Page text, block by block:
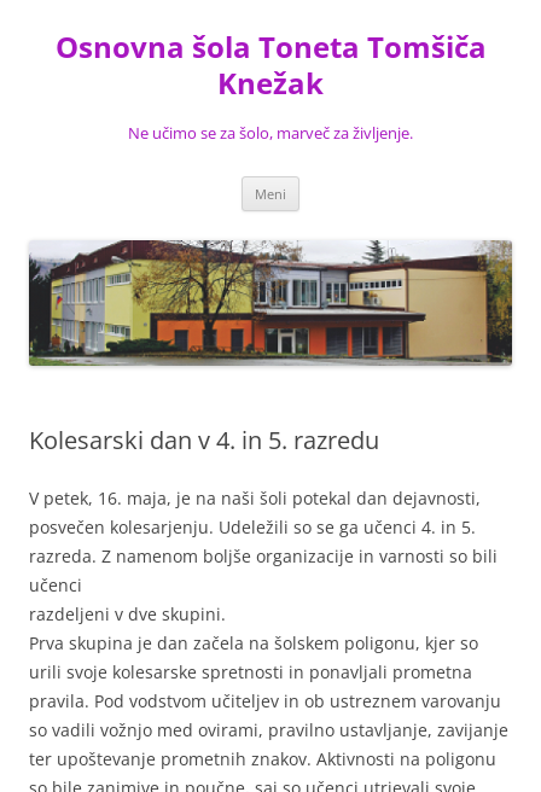
vsebino
Osnovna šola Toneta Tomšiča
Knežak
Ne učimo se za šolo, marveč za življenje.
Meni
Kolesarski dan v 4. in 5. razredu
V petek, 16. maja, je na naši šoli potekal dan dejavnosti,
posvečen kolesarjenju. Udeležili so se ga učenci 4. in 5.
razreda. Z namenom boljše organizacije in varnosti so bili
učenci
razdeljeni v dve skupini.
Prva skupina je dan začela na šolskem poligonu, kjer so
urili svoje kolesarske spretnosti in ponavljali prometna
pravila. Pod vodstvom učiteljev in ob ustreznem varovanju
so vadili vožnjo med ovirami, pravilno ustavljanje, zavijanje
ter upoštevanje prometnih znakov. Aktivnosti na poligonu